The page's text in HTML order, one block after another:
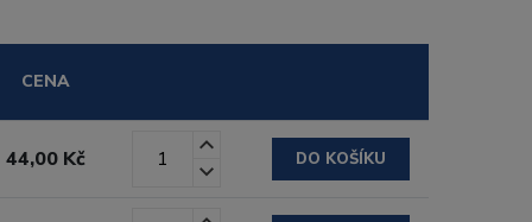
CENA
44,00 Kč DO KOŠÍKU